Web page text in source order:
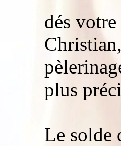
dés
plus
Le solde